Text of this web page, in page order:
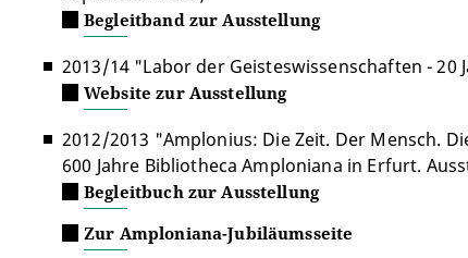
Begleitband zur Ausstellung
2013/14 "Labor der Geisteswissenschaften -
Website zur Ausstellung
2012/2013 "Amplonius: Die Zeit. Der Mensch.
600 Jahre Bibliotheca Amploniana in Erfurt.
Begleitbuch zur Ausstellung
Zur Amploniana-Jubiläumsseite